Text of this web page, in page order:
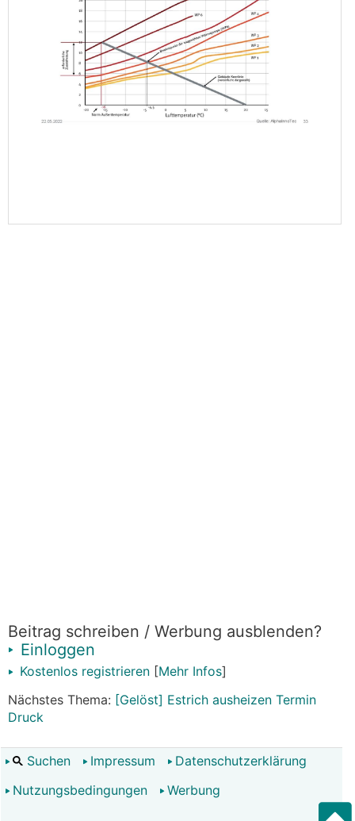
Beitrag schreiben / Werbung ausblenden?
Einloggen
Kostenlos registrieren [Mehr Infos]
Nächstes Thema: [Gelöst] Estrich ausheizen Termin
Druck
Suchen Impressum
Datenschutzerklärung
Nutzungsbedingungen
Werbung